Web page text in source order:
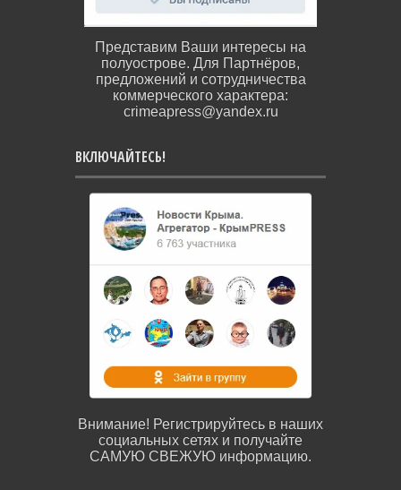
Представим Ваши интересы на
полуострове. Для Партнёров,
предложений и сотрудничества
коммерческого характера:
crimeapress@yandex.ru
ВКЛЮЧАЙТЕСЬ!
Внимание! Регистрируйтесь в наших
социальных сетях и получайте
САМУЮ СВЕЖУЮ информацию.